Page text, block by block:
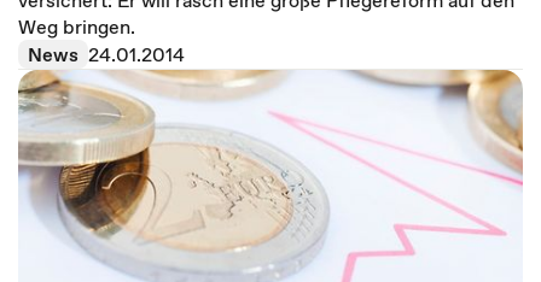
Weg bringen.
News 24.01.2014